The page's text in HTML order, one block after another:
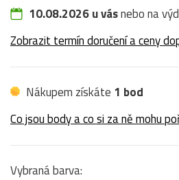
10.08.2026 u vásnebo na
Zobrazit termín doručení a ceny
Nákupem získáte 1 bod
Co jsou body a co si za ně mohu
Vybraná barva: